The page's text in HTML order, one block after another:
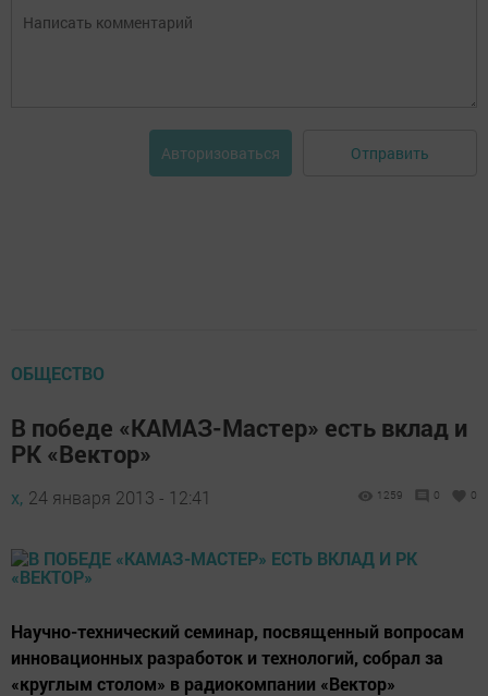
Авторизоваться Отправить
ОБЩЕСТВО
В победе «КАМАЗ-Мастер» есть вклад и
РК «Вектор»
х, 24 января 2013 - 12:41 1259 0 0
Научно-технический семинар, посвященный вопросам
инновационных разработок и технологий, собрал за
«круглым столом» в радиокомпании «Вектор»